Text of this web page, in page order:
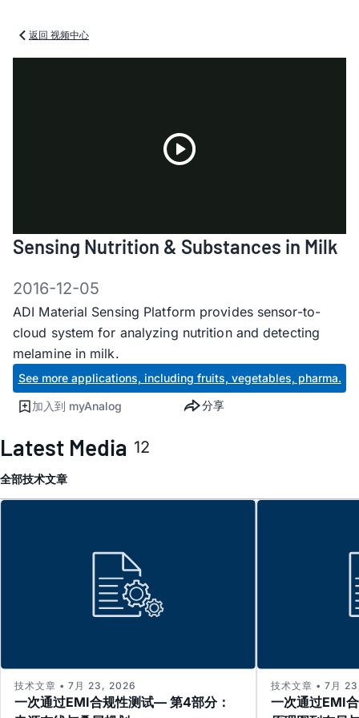
返回 视频中心
Video
Sensing Nutrition & Substances in Milk
2016-12-05
ADI Material Sensing Platform provides sensor-to-
cloud system for analyzing nutrition and detecting
melamine in milk.
See more applications, including fruits, vegetables, pharma.
加入到 myAnalog 分享
Latest Media 12
全部技术文章
一次通过EMI合规性测试— 第4部分：
技术文章 • 7月 23, 2026
一次通过EMI
技术文章 • 7月